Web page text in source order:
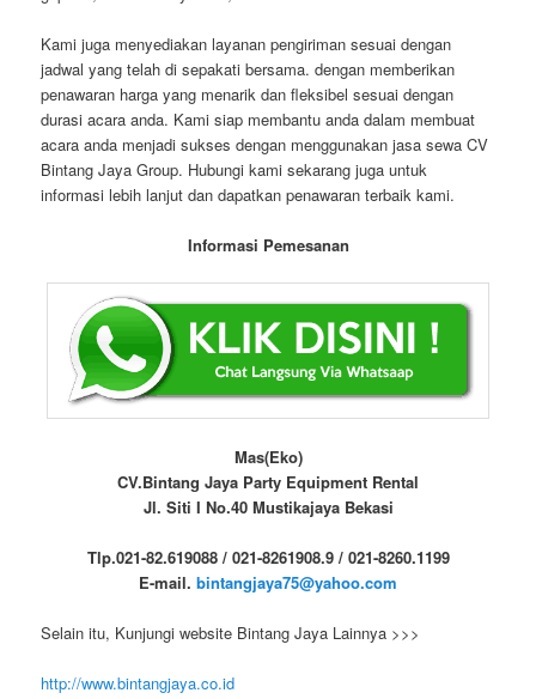
Kami juga menyediakan layanan pengiriman sesuai dengan
jadwal yang telah di sepakati bersama. dengan memberikan
penawaran harga yang menarik dan fleksibel sesuai dengan
durasi acara anda. Kami siap membantu anda dalam membuat
acara anda menjadi sukses dengan menggunakan jasa sewa CV
Bintang Jaya Group. Hubungi kami sekarang juga untuk
informasi lebih lanjut dan dapatkan penawaran terbaik kami.
Informasi Pemesanan
Mas(Eko)
CV.Bintang Jaya Party Equipment Rental
Jl. Siti I No.40 Mustikajaya Bekasi
Tlp.021-82.619088 / 021-8261908.9 / 021-8260.1199
E-mail. bintangjaya75@yahoo.com
Selain itu, Kunjungi website Bintang Jaya Lainnya >>>
http://www.bintangjaya.co.id